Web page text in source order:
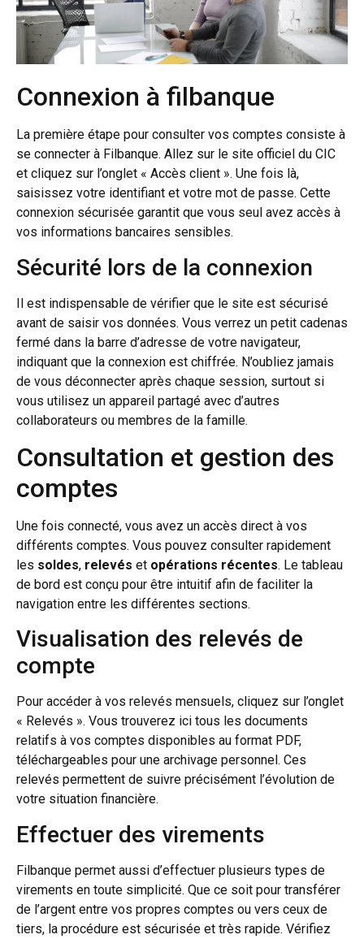
Connexion à filbanque
La première étape pour consulter vos comptes consiste à
se connecter à Filbanque. Allez sur le site officiel du CIC
et cliquez sur l’onglet « Accès client ». Une fois là,
saisissez votre identifiant et votre mot de passe. Cette
connexion sécurisée garantit que vous seul avez accès à
vos informations bancaires sensibles.
Sécurité lors de la connexion
Il est indispensable de vérifier que le site est sécurisé
avant de saisir vos données. Vous verrez un petit cadenas
fermé dans la barre d’adresse de votre navigateur,
indiquant que la connexion est chiffrée. N’oubliez jamais
de vous déconnecter après chaque session, surtout si
vous utilisez un appareil partagé avec d’autres
collaborateurs ou membres de la famille.
Consultation et gestion des
comptes
Une fois connecté, vous avez un accès direct à vos
différents comptes. Vous pouvez consulter rapidement
les soldes, relevés et opérations récentes. Le tableau
de bord est conçu pour être intuitif afin de faciliter la
navigation entre les différentes sections.
Visualisation des relevés de
compte
Pour accéder à vos relevés mensuels, cliquez sur l’onglet
« Relevés ». Vous trouverez ici tous les documents
relatifs à vos comptes disponibles au format PDF,
téléchargeables pour une archivage personnel. Ces
relevés permettent de suivre précisément l’évolution de
votre situation financière.
Effectuer des virements
Filbanque permet aussi d’effectuer plusieurs types de
virements en toute simplicité. Que ce soit pour transférer
de l’argent entre vos propres comptes ou vers ceux de
tiers, la procédure est sécurisée et très rapide. Vérifiez